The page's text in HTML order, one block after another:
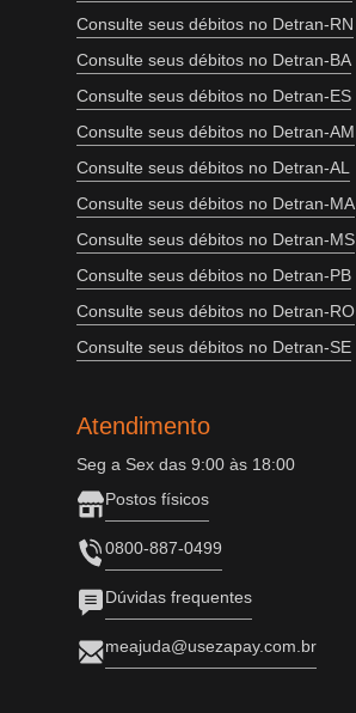
Consulte seus débitos no Detran-RN
Consulte seus débitos no Detran-BA
Consulte seus débitos no Detran-ES
Consulte seus débitos no Detran-AM
Consulte seus débitos no Detran-AL
Consulte seus débitos no Detran-MA
Consulte seus débitos no Detran-MS
Consulte seus débitos no Detran-PB
Consulte seus débitos no Detran-RO
Consulte seus débitos no Detran-SE
Atendimento
Seg a Sex das 9:00 às 18:00
Postos físicos
0800-887-0499
Dúvidas frequentes
meajuda@usezapay.com.br